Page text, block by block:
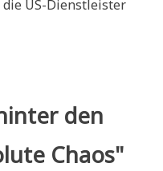
die US-Dienst­lei­ster
den
Chaos"